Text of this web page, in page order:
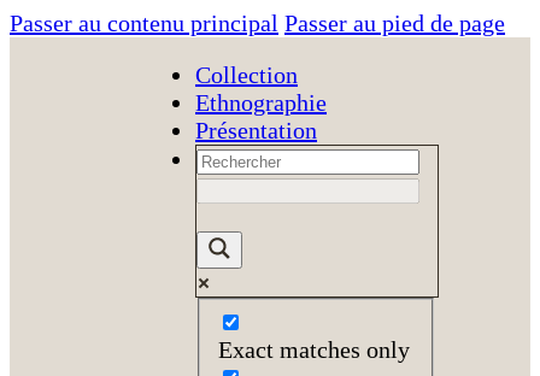
Passer au contenu principal Passer au pied de page
Collection
Ethnographie
Présentation
Exact matches only